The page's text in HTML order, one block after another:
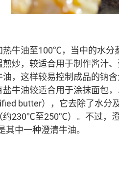
牛油至100℃，当中的水分
炒，较适合用于制作酱汁
，这样较易控制成品的钠
牛油较适合用于涂抹面包
butter），它去除了水分
约230℃至250℃）。不过，
其中一种澄清牛油。